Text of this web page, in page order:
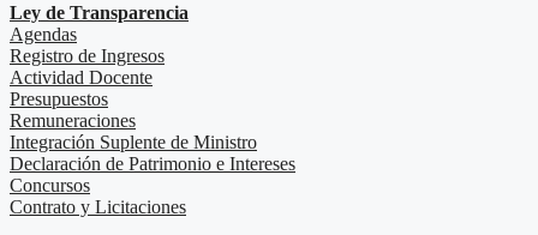
Ley de Transparencia
Agendas
Registro de Ingresos
Actividad Docente
Presupuestos
Remuneraciones
Integración Suplente de Ministro
Declaración de Patrimonio e Intereses
Concursos
Contrato y Licitaciones